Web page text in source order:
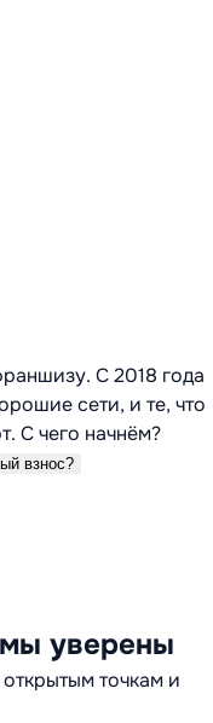
С 2018 года
сети, и те, что
С чего начнём?
взнос?
уверены
точкам и